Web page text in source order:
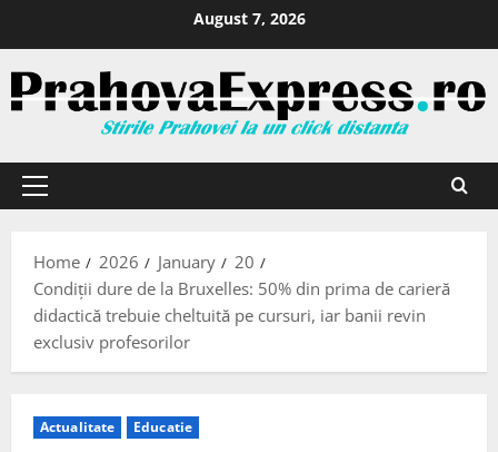
August 7, 2026
Home 2026 January
20
Condiții dure de la Bruxelles: 50% din prima de carieră
didactică trebuie cheltuită pe cursuri, iar banii revin
exclusiv profesorilor
Actualitate Educatie